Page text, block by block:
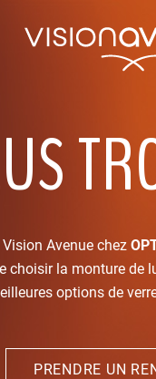
Avenue chez
la monture de
options de
PRENDRE UN